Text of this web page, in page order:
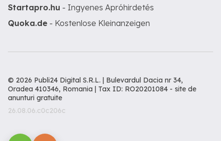
Startapro.hu - Ingyenes Apróhirdetés
Quoka.de - Kostenlose Kleinanzeigen
© 2026 Publi24 Digital S.R.L. | Bulevardul Dacia nr 34,
Oradea 410346, Romania | Tax ID: RO20201084 - site de
anunturi gratuite
26.08.06.c0c206c